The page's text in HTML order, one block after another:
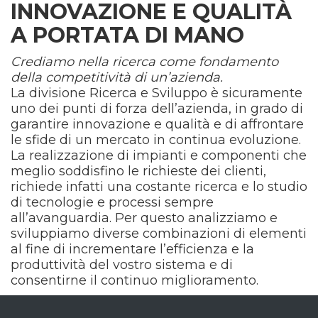
INNOVAZIONE E QUALITÀ
A PORTATA DI MANO
Crediamo nella ricerca come fondamento
della competitività di un’azienda.
La divisione Ricerca e Sviluppo è sicuramente
uno dei punti di forza dell’azienda, in grado di
garantire innovazione e qualità e di affrontare
le sfide di un mercato in continua evoluzione.
La realizzazione di impianti e componenti che
meglio soddisfino le richieste dei clienti,
richiede infatti una costante ricerca e lo studio
di tecnologie e processi sempre
all’avanguardia. Per questo analizziamo e
sviluppiamo diverse combinazioni di elementi
al fine di incrementare l’efficienza e la
produttività del vostro sistema e di
consentirne il continuo miglioramento.